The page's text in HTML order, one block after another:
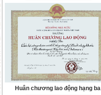
Huân chương lao động hạng ba